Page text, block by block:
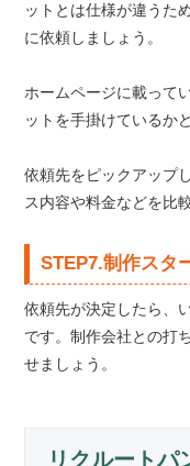
ットとは仕様が違うた
に依頼しましょう。
ホームページに載って
ットを手掛けているか
依頼先をピックアップ
ス内容や料金などを比
STEP7.制作スタ
依頼先が決定したら、
です。制作会社との打
せましょう。
リクルートパ